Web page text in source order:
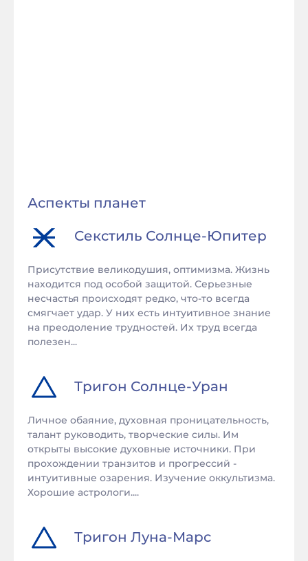
Аспекты планет
Секстиль Солнце-Юпитер
Присутствие великодушия, оптимизма. Жизнь
находится под особой защитой. Серьезные
несчастья происходят редко, что-то всегда
смягчает удар. У них есть интуитивное знание
на преодоление трудностей. Их труд всегда
полезен...
Тригон Солнце-Уран
Личное обаяние, духовная проницательность,
талант руководить, творческие силы. Им
открыты высокие духовные источники. При
прохождении транзитов и прогрессий -
интуитивные озарения. Изучение оккультизма.
Хорошие астрологи....
Тригон Луна-Марс